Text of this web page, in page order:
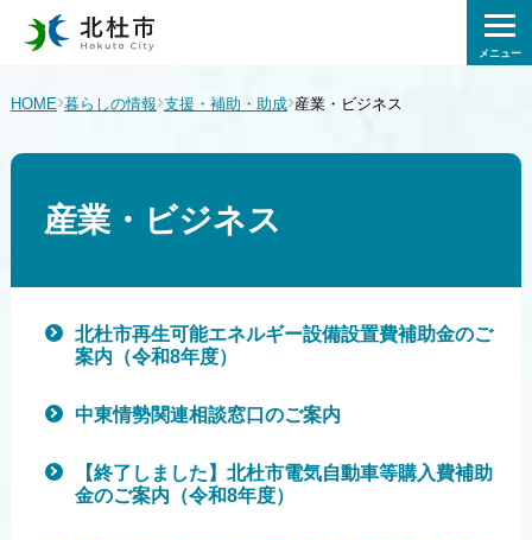
メニュー
HOME›暮らしの情報›支援・補助・助成›産業・ビジネス
産業・ビジネス
北杜市再生可能エネルギー設備設置費補助金のご
案内（令和8年度）
中東情勢関連相談窓口のご案内
【終了しました】北杜市電気自動車等購入費補助
金のご案内（令和8年度）